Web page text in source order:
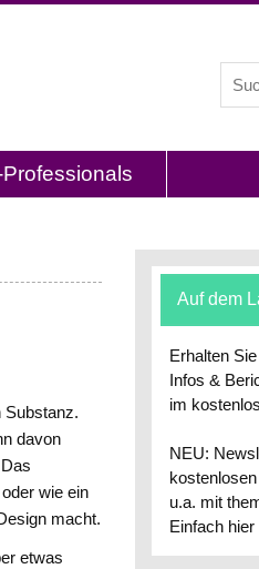
und Interviews
Substanz.
davon
wie ein
macht.
etwas
Auf dem
Erhalten
Infos &
im
NEU:
u.a. mit
Einfach hier